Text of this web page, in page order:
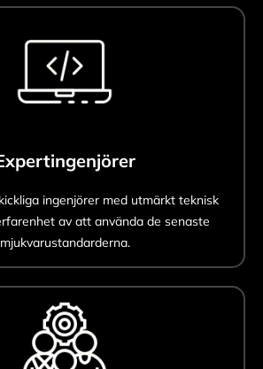
ingenjörer med utmärkt teknisk
av att använda de senaste
mjukvarustandarderna.